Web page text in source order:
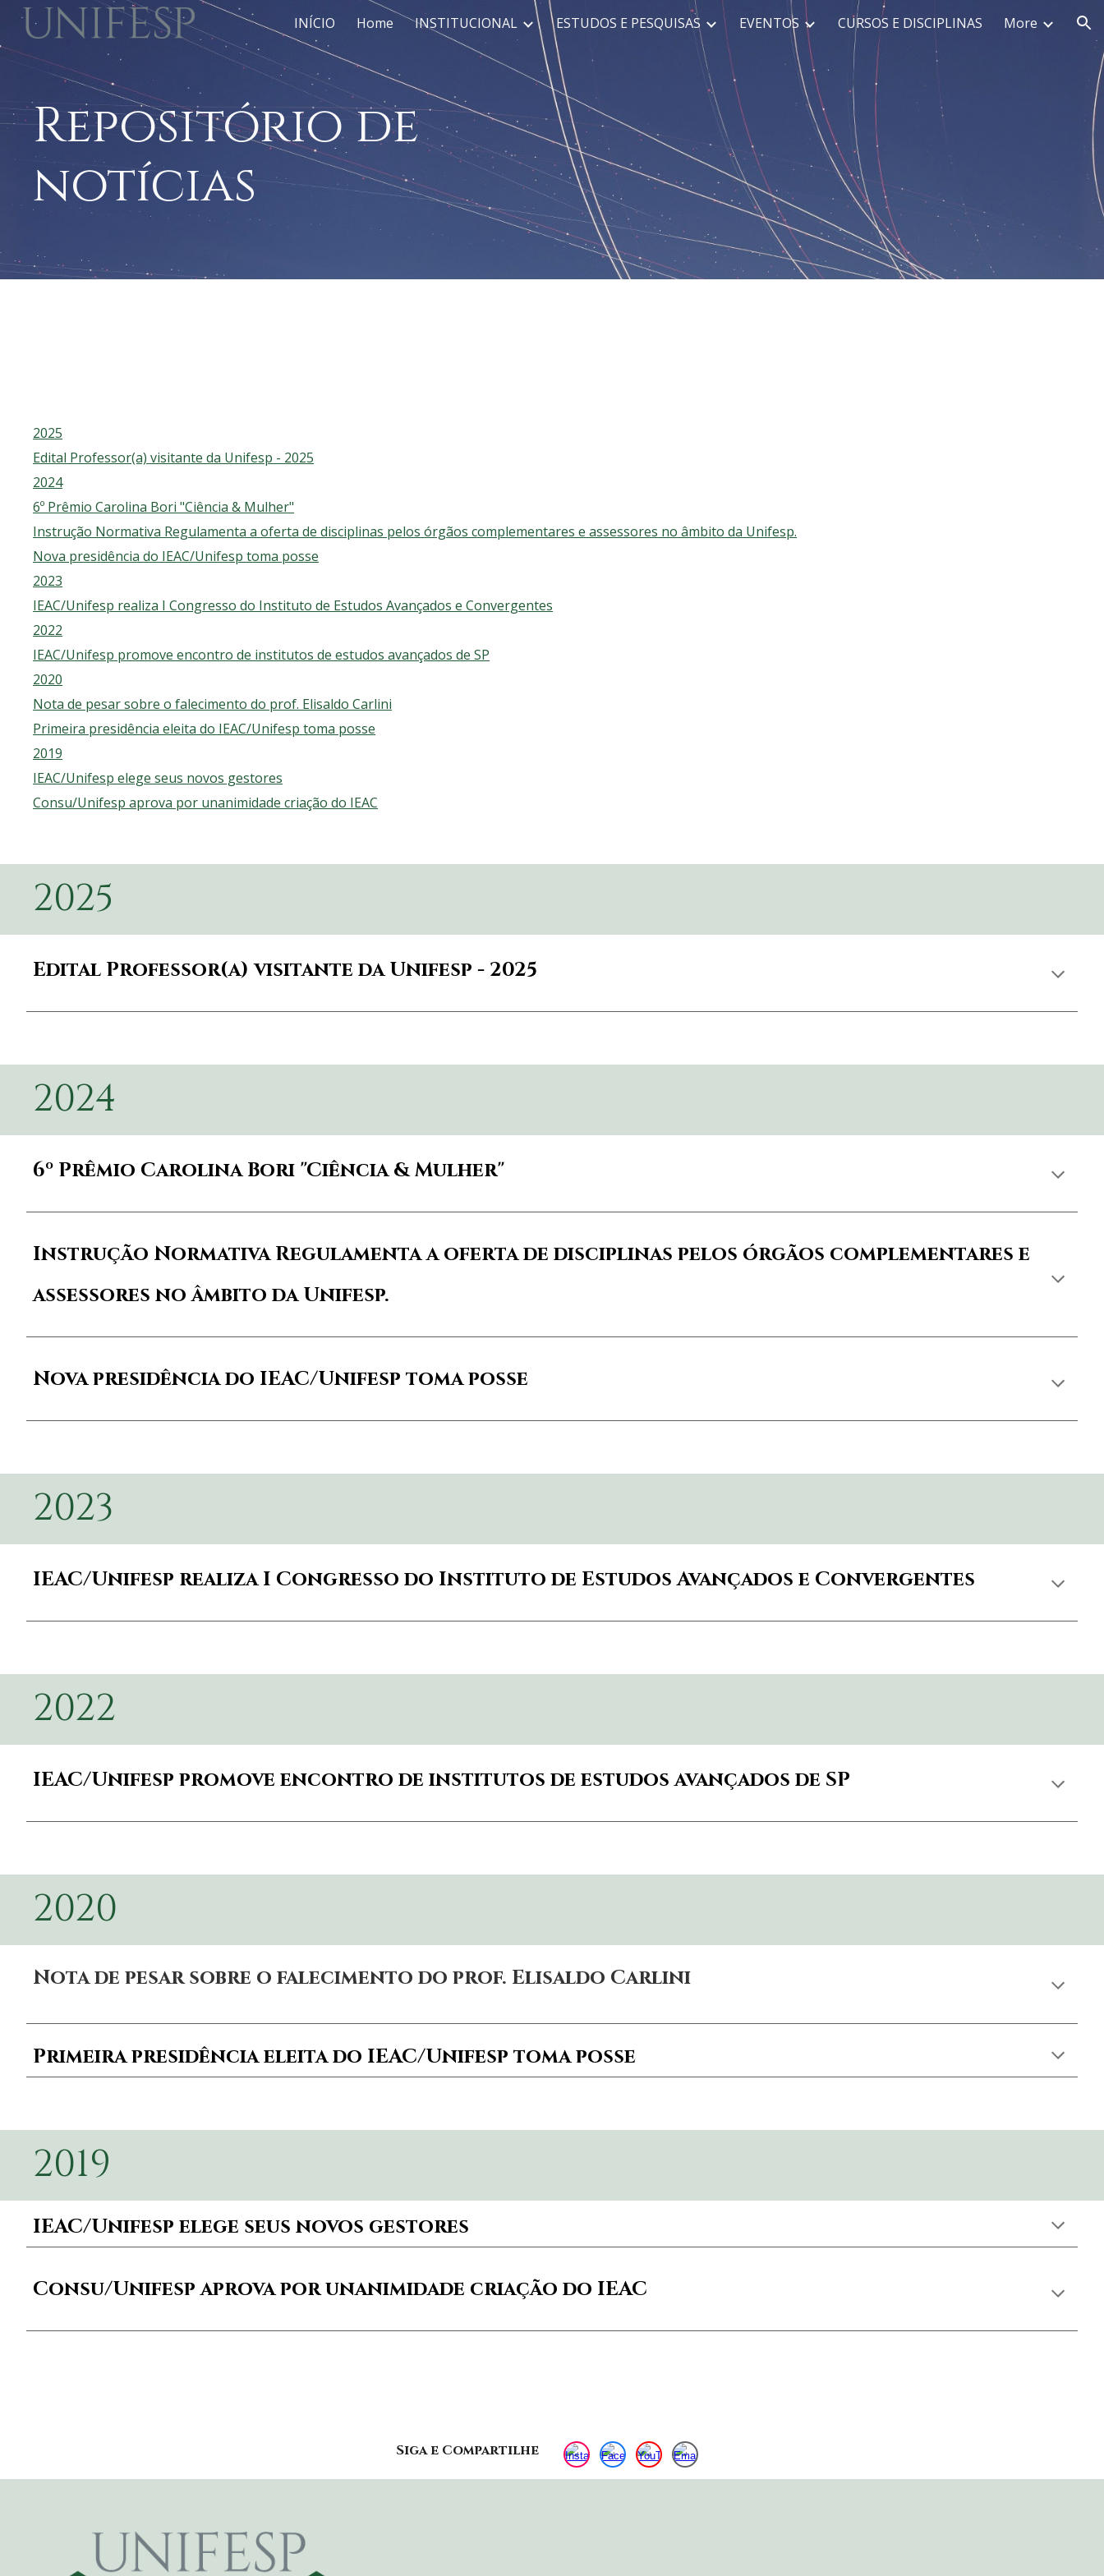
Skip to main content Skip to navigation
INÍCIO Home INSTITUCIONAL ESTUDOS E PESQUISAS EVENTOS CURSOS E DISCIPLINAS More
Repositório de
notícias
2025
Edital Professor(a) visitante da Unifesp - 2025
2024
6º Prêmio Carolina Bori "Ciência & Mulher"
Instrução Normativa Regulamenta a oferta de disciplinas pelos órgãos complementares e assessores no âmbito da Unifesp.
Nova presidência do IEAC/Unifesp toma posse
2023
IEAC/Unifesp realiza I Congresso do Instituto de Estudos Avançados e Convergentes
2022
IEAC/Unifesp promove encontro de institutos de estudos avançados de SP
2020
Nota de pesar sobre o falecimento do prof. Elisaldo Carlini
Primeira presidência eleita do IEAC/Unifesp toma posse
2019
IEAC/Unifesp elege seus novos gestores
Consu/Unifesp aprova por unanimidade criação do IEAC
2025
Edital Professor(a) visitante da Unifesp - 2025
2024
6º Prêmio Carolina Bori "Ciência & Mulher"
Instrução Normativa Regulamenta a oferta de disciplinas pelos órgãos complementares e
assessores no âmbito da Unifesp.
Nova presidência do IEAC/Unifesp toma posse
2023
IEAC/Unifesp realiza I Congresso do Instituto de Estudos Avançados e Convergentes
2022
IEAC/Unifesp promove encontro de institutos de estudos avançados de SP
2020
Nota de pesar sobre o falecimento do prof. Elisaldo Carlini
Primeira presidência eleita do IEAC/Unifesp toma posse
2019
IEAC/Unifesp elege seus novos gestores
Consu/Unifesp aprova por unanimidade criação do IEAC
Siga e Compartilhe